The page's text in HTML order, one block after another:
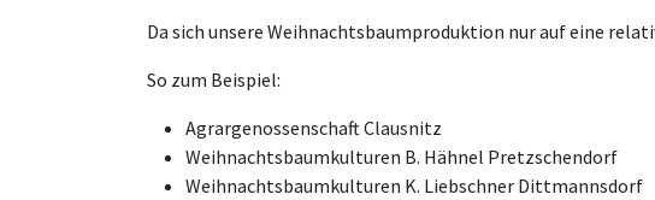
Da sich unsere Weihnachtsbaumproduktion nur auf eine
So zum Beispiel:
Agrargenossenschaft Clausnitz
Weihnachtsbaumkulturen B. Hähnel Pretzschendorf
Weihnachtsbaumkulturen K. Liebschner Dittmannsdorf